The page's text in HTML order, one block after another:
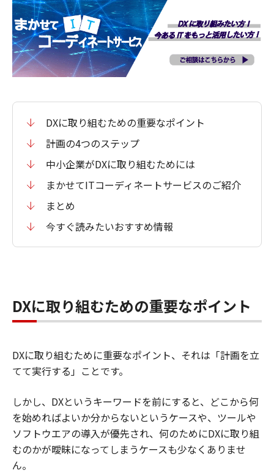
DXに取り組むための重要なポイント
計画の4つのステップ
中小企業がDXに取り組むためには
まかせてITコーディネートサービスのご紹介
まとめ
今すぐ読みたいおすすめ情報
DXに取り組むための重要なポイント
DXに取り組むために重要なポイント、それは「計画を立
てて実行する」ことです。
しかし、DXというキーワードを前にすると、どこから何
を始めればよいか分からないというケースや、ツールや
ソフトウエアの導入が優先され、何のためにDXに取り組
むのかが曖昧になってしまうケースも少なくありませ
ん。